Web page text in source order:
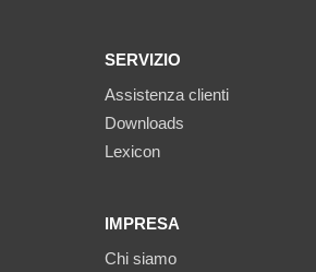
SERVIZIO
Assistenza clienti
Downloads
Lexicon
IMPRESA
Chi siamo